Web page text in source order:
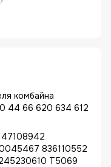
комбайна
44 66 620 634 612
836110552
T5069